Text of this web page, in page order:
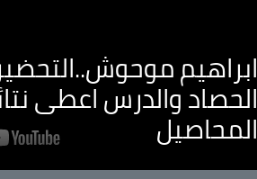
ابراهيم
الحصاد والدرس اعطى
المحاصيل